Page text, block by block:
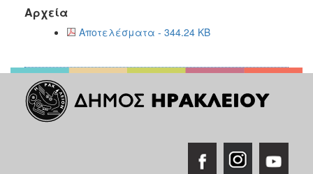
Αρχεία
Αποτελέσματα - 344.24 KB